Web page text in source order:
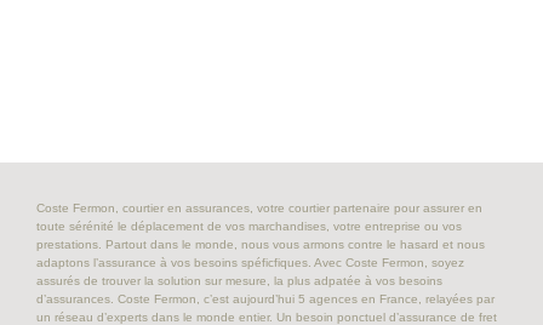
Coste Fermon, courtier en assurances, votre courtier partenaire pour assurer en
toute sérénité le déplacement de vos marchandises, votre entreprise ou vos
prestations. Partout dans le monde, nous vous armons contre le hasard et nous
adaptons l’assurance à vos besoins spéficfiques. Avec Coste Fermon, soyez
assurés de trouver la solution sur mesure, la plus adpatée à vos besoins
d’assurances. Coste Fermon, c’est aujourd’hui 5 agences en France, relayées par
un réseau d’experts dans le monde entier. Un besoin ponctuel d’assurance de fret